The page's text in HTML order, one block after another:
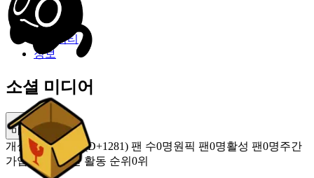
밐타운
피드
커뮤니티
정보
소셜 미디어
미밐 공유
개설 2023.02.02 (D+1281) 팬 수0명원픽 팬0명활성 팬0명주간
가입 팬 0명주간 활동 순위 0위